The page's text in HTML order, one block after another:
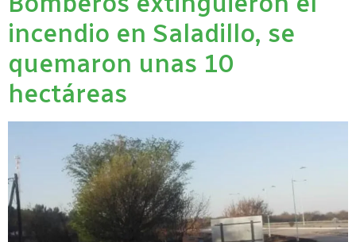
incendio en Saladillo, se
quemaron unas 10
hectáreas